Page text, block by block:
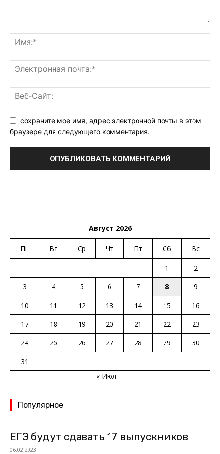
сохраните мое имя, адрес электронной почты в этом
браузере для следующего комментария.
Август 2026
Пн Вт Ср Чт Пт Сб Вс
1
2
3
4 5 6 7 8
9
10
11 12 13 14 15
16
17
18 19 20 21 22
23
24
25 26 27 28 29
30
31
« Июл
Популярное
ЕГЭ будут сдавать 17 выпускников
06.02.2023